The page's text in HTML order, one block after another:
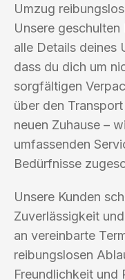
Umzug
Unsere
alle Details deines
dass du dich um
sorgfältigen
über den
neuen Zuhause –
umfassenden
Bedürfnisse
Unsere Kunden
Zuverlässigkeit
an vereinbarte
reibungslosen
Freundlichkeit und